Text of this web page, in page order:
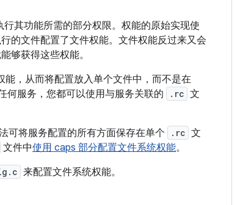
其功能所需的部分权限。权能的原始实现使
的文件配置了文件权能。文件权能反过来又会
够获得这些权能。
能，从而将配置放入单个文件中，而不是在
何服务，您都可以使用与服务关联的 .rc 文
可将服务配置的所有方面保存在单个
.rc 文
文件中使用 caps 部分配置文件系统权能。
来配置文件系统权能。